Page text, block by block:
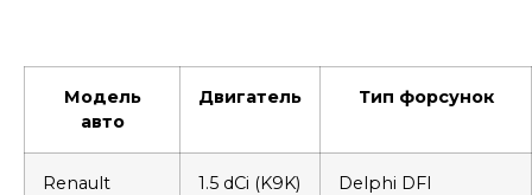
Модель
авто
Двигатель Тип форсунок
Renault
1.5 dCi (K9K)
Delphi DFI